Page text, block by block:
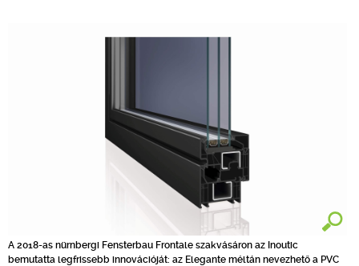
A 2018-as nürnbergi Fensterbau Frontale szakvásáron az Inoutic
bemutatta legfrissebb innovációját: az Elegante méltán nevezhető a PVC